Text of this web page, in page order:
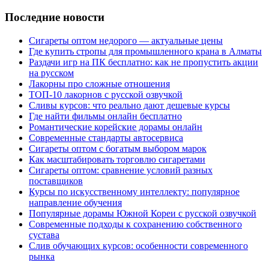
Последние новости
Сигареты оптом недорого — актуальные цены
Где купить стропы для промышленного крана в Алматы
Раздачи игр на ПК бесплатно: как не пропустить акции
на русском
Лакорны про сложные отношения
ТОП-10 лакорнов с русской озвучкой
Сливы курсов: что реально дают дешевые курсы
Где найти фильмы онлайн бесплатно
Романтические корейские дорамы онлайн
Современные стандарты автосервиса
Сигареты оптом с богатым выбором марок
Как масштабировать торговлю сигаретами
Сигареты оптом: сравнение условий разных
поставщиков
Курсы по искусственному интеллекту: популярное
направление обучения
Популярные дорамы Южной Кореи с русской озвучкой
Современные подходы к сохранению собственного
сустава
Слив обучающих курсов: особенности современного
рынка